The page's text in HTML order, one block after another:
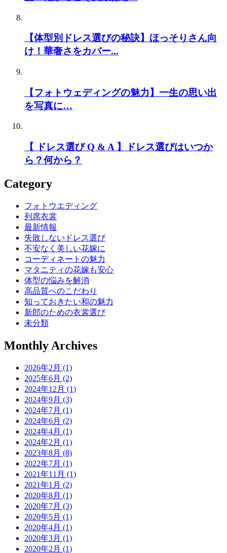
【体型別ドレス選びの秘訣】ほっそりさん向
け！華奢さをカバー...
【フォトウェディングの魅力】一生の思い出
を写真に…
【 ドレス選び Q & A 】ドレス選びはいつか
ら？何から？
Category
フォトウエディング
列席衣裳
最新情報
失敗しないドレス選び
不安なく美しい花嫁に
コーディネートの魅力
マタニティの花嫁も安心
体型の悩みを解消
高品質へのこだわり
知っておきたい和の魅力
新郎のための衣裳選び
未分類
Monthly Archives
2026年2月 (1)
2025年6月 (2)
2024年12月 (1)
2024年9月 (3)
2024年7月 (1)
2024年6月 (2)
2024年4月 (1)
2024年2月 (1)
2023年8月 (8)
2022年7月 (1)
2021年11月 (1)
2021年1月 (2)
2020年8月 (1)
2020年7月 (3)
2020年5月 (1)
2020年4月 (1)
2020年3月 (1)
2020年2月 (1)